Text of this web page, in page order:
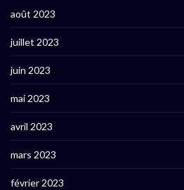
août 2023
juillet 2023
juin 2023
mai 2023
avril 2023
mars 2023
février 2023